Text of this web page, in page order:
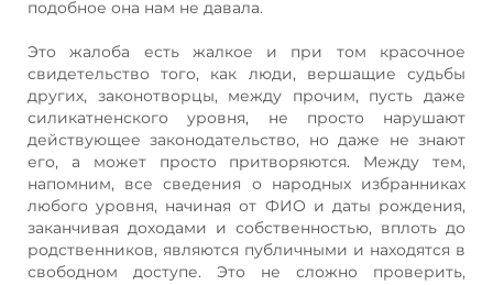
подобное она нам не давала.
Это жалоба есть жалкое и при том красочное
свидетельство того, как люди, вершащие судьбы
других, законотворцы, между прочим, пусть даже
силикатненского уровня, не просто нарушают
действующее законодательство, но даже не знают
его, а может просто притворяются. Между тем,
напомним, все сведения о народных избранниках
любого уровня, начиная от ФИО и даты рождения,
заканчивая доходами и собственностью, вплоть до
родственников, являются публичными и находятся в
свободном доступе. Это не сложно проверить,